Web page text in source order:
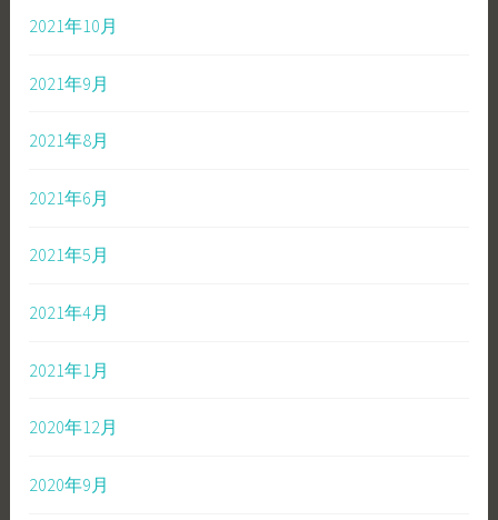
2021年10月
2021年9月
2021年8月
2021年6月
2021年5月
2021年4月
2021年1月
2020年12月
2020年9月